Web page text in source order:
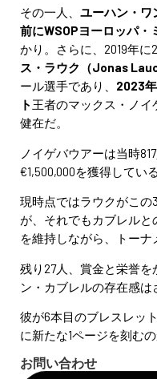
その一人、 ユーハン・ワ
前にWSOPヨーロッパ・
かり。さらに、2019年
ス・ラウク（Jonas
ール選手であり、 2023
ト 王者のマックス・ノイ
健在だ。
ノイゲバウアーは当時
€1,500,000を獲得している
現時点ではラウクがこの
が、それでもカブレル
を維持しながら、トーナ
残り27人、賞金と栄誉
ン・カブレルの存在感は
彼が6本目のブレスレッ
に新たな1ページを刻む
お問い合わせ